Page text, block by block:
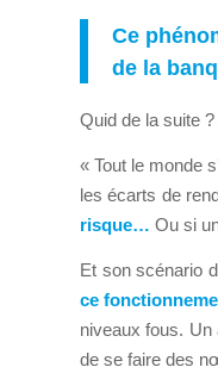
Ce
de la
Quid de la suite
« Tout le monde
les écarts de
risque… Ou si
Et son scénario
ce
niveaux fous.
de se faire des